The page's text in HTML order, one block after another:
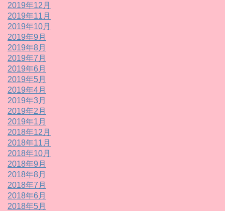
2019年12月
2019年11月
2019年10月
2019年9月
2019年8月
2019年7月
2019年6月
2019年5月
2019年4月
2019年3月
2019年2月
2019年1月
2018年12月
2018年11月
2018年10月
2018年9月
2018年8月
2018年7月
2018年6月
2018年5月